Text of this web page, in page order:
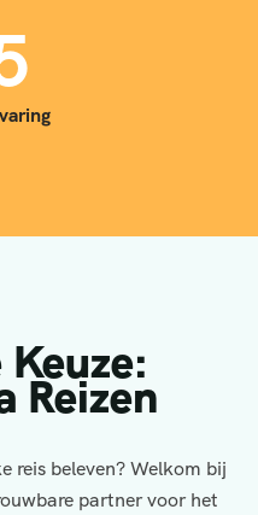
Keuze:
Reizen
reis beleven? Welkom bij
partner voor het